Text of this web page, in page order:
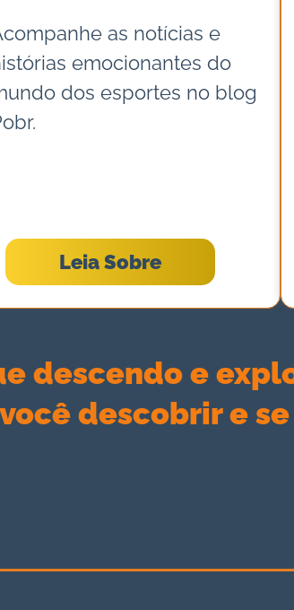
as notícias e
emocionantes do
dos esportes no blog
Leia Sobre
descendo e
descobrir e